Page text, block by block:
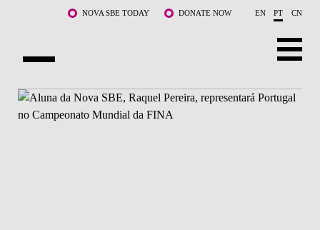
Saltar para o conteúdo principalNOVA SBE TODAY DONATE NOW EN PT CN
SOBRE NÓS